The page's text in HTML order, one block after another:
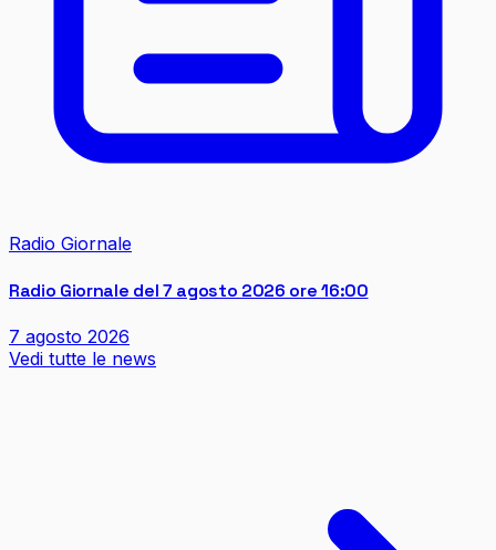
Radio Giornale
Radio Giornale del 7 agosto 2026 ore 16:00
7 agosto 2026
Vedi tutte le news